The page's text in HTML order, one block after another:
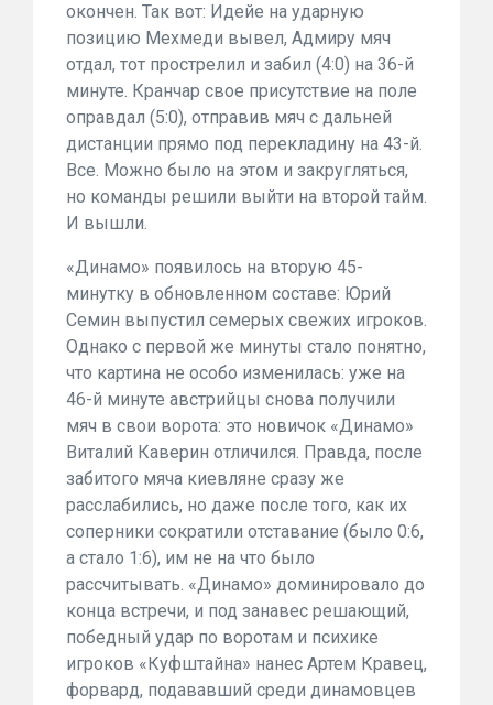
окончен. Так вот: Идейе на ударную
позицию Мехмеди вывел, Адмиру мяч
отдал, тот прострелил и забил (4:0) на 36-й
минуте. Кранчар свое присутствие на поле
оправдал (5:0), отправив мяч с дальней
дистанции прямо под перекладину на 43-й.
Все. Можно было на этом и закругляться,
но команды решили выйти на второй тайм.
И вышли.
«Динамо» появилось на вторую 45-
минутку в обновленном составе: Юрий
Семин выпустил семерых свежих игроков.
Однако с первой же минуты стало понятно,
что картина не особо изменилась: уже на
46-й минуте австрийцы снова получили
мяч в свои ворота: это новичок «Динамо»
Виталий Каверин отличился. Правда, после
забитого мяча киевляне сразу же
расслабились, но даже после того, как их
соперники сократили отставание (было 0:6,
а стало 1:6), им не на что было
рассчитывать. «Динамо» доминировало до
конца встречи, и под занавес решающий,
победный удар по воротам и психике
игроков «Куфштайна» нанес Артем Кравец,
форвард, подававший среди динамовцев